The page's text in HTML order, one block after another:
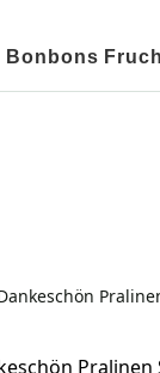
Bonbons